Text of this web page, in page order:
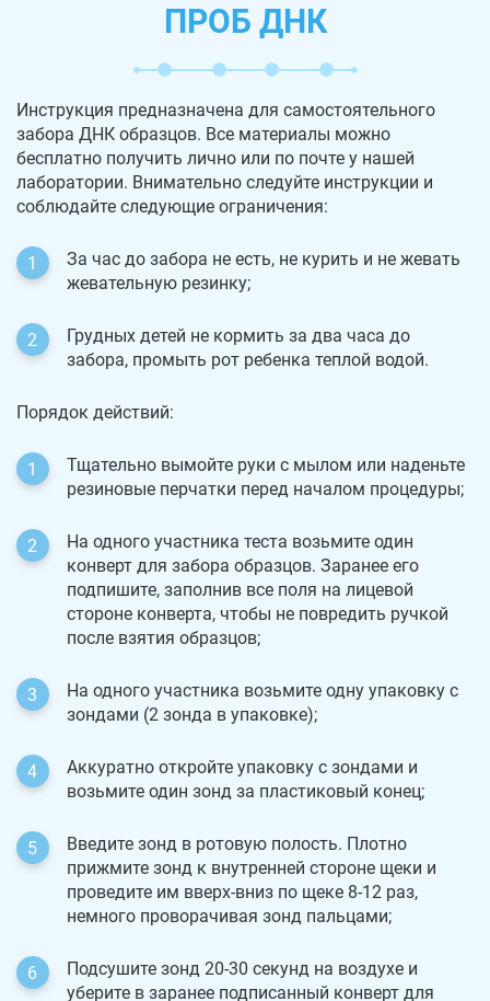
ПРОБ ДНК
Инструкция предназначена для самостоятельного
забора ДНК образцов. Все материалы можно
бесплатно получить лично или по почте у нашей
лаборатории. Внимательно следуйте инструкции и
соблюдайте следующие ограничения:
За час до забора не есть, не курить и не жевать
жевательную резинку;
Грудных детей не кормить за два часа до
забора, промыть рот ребенка теплой водой.
Порядок действий:
Тщательно вымойте руки с мылом или наденьте
резиновые перчатки перед началом процедуры;
На одного участника теста возьмите один
конверт для забора образцов. Заранее его
подпишите, заполнив все поля на лицевой
стороне конверта, чтобы не повредить ручкой
после взятия образцов;
На одного участника возьмите одну упаковку с
зондами (2 зонда в упаковке);
Аккуратно откройте упаковку с зондами и
возьмите один зонд за пластиковый конец;
Введите зонд в ротовую полость. Плотно
прижмите зонд к внутренней стороне щеки и
проведите им вверх-вниз по щеке 8-12 раз,
немного проворачивая зонд пальцами;
Подсушите зонд 20-30 секунд на воздухе и
уберите в заранее подписанный конверт для